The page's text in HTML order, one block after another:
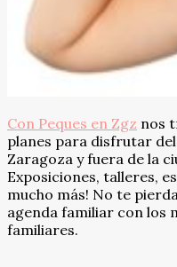
Con Peques en Zgz nos
planes para disfrutar
Zaragoza y fuera de la
Exposiciones, talleres,
mucho más! No te
agenda familiar con los
familiares.